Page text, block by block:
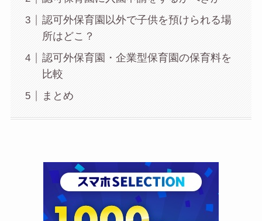
認可外保育園以外で子供を預けられる場
所はどこ？
認可外保育園・企業型保育園の保育料を
比較
まとめ